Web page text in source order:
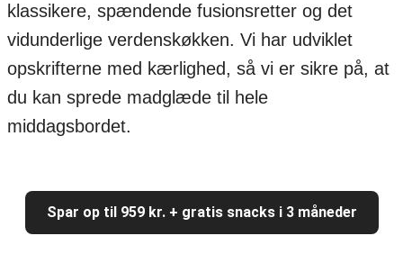
klassikere, spændende fusionsretter og det
vidunderlige verdenskøkken. Vi har udviklet
opskrifterne med kærlighed, så vi er sikre på, at
du kan sprede madglæde til hele
middagsbordet.
Spar op til 959 kr. + gratis snacks i 3 måneder